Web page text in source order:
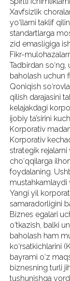
Xavfsizlik
yo‘llarni taklif
standartlarga
zid emasligiga
Fikr-
Tadbirdan so‘ng,
baholash uchun
Qoniqish
qilish darajasini
kelajakdagi
ijobiy ta’sirini
Korporativ
Korporativ
strategik
cho‘qqilarga
foydalaning.
mustahkamlaydi
Yangi yil
samaradorligini
Biznes egalari
o‘tkazish, balki
baholash ham
ko‘rsatkichlarini
bayrami o‘z
biznesning turli
tushunishga